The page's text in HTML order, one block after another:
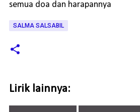
semua doa dan harapannya
SALMA SALSABIL
Lirik lainnya: